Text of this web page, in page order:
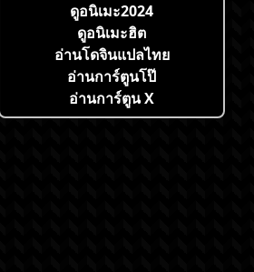
ดูอนิเมะ2024
ดูอนิเมะฮิต
อ่านโดจินแปลไทย
อ่านการ์ตูนโป๊
อ่านการ์ตูน X